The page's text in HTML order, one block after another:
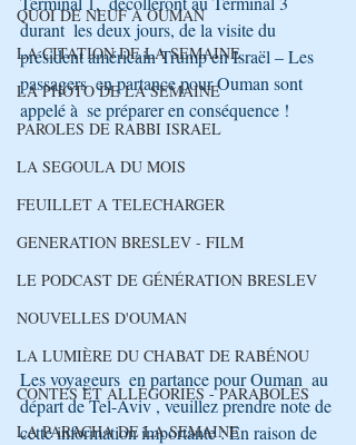
QUOI DE NEUF A OUMAN
LA CITATION DE LA SEMAINE
LA PHOTO DE LA SEMAINE
PAROLES DE RABBI ISRAEL
LA SEGOULA DU MOIS
FEUILLET A TELECHARGER
GENERATION BRESLEV - FILM
LE PODCAST DE GÉNÉRATION BRESLEV
NOUVELLES D'OUMAN
LA LUMIÈRE DU CHABAT DE RABÉNOU
CONTES ET ALLÉGORIES - PARABOLES
LA PARACHA DE LA SEMAINE
durant  les deux jours, de la visite du
président américain Trump en Israël – Les
passagers  en partance pour Ouman sont
appelé à  se préparer en conséquence !
Les voyageurs  en partance pour Ouman  au
départ de Tel-Aviv , veuillez prendre note de
cette information importante : En raison de